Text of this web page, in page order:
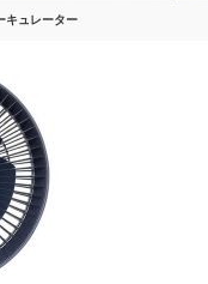
キュレーター